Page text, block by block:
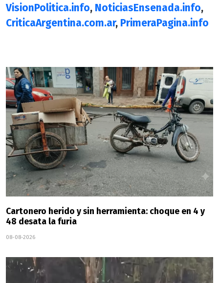
VisionPolitica.info, NoticiasEnsenada.info,
CriticaArgentina.com.ar, PrimeraPagina.info
Cartonero herido y sin herramienta: choque en 4 y
48 desata la furia
08-08-2026